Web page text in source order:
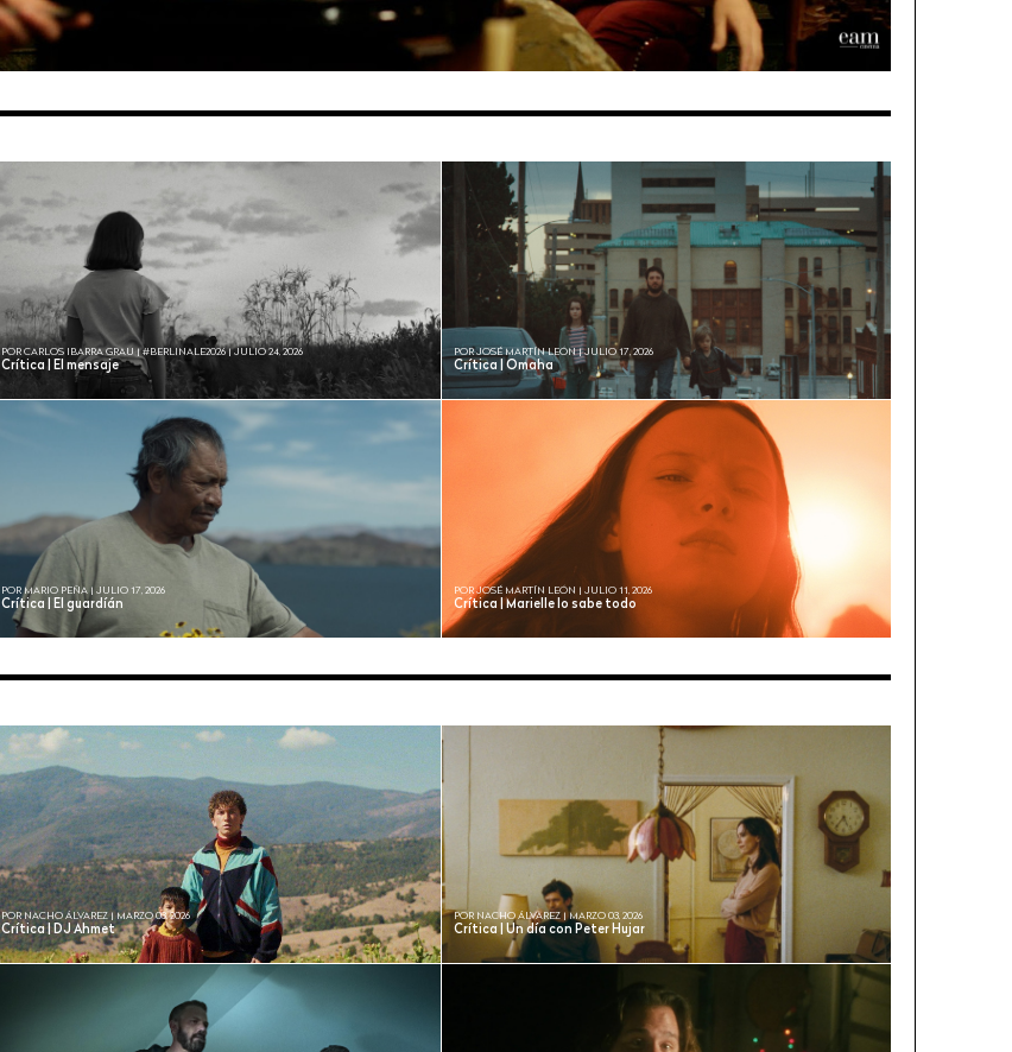
Crítica | El mensaje
POR CARLOS IBARRA GRAU | #BERLINALE2026 | JULIO 24, 2026
Crítica | Omaha
POR JOSÉ MARTÍN LEÓN | JULIO 17, 2026
Crítica | El guardíán
POR MARIO PEÑA | JULIO 17, 2026
Crítica | Marielle lo sabe todo
POR JOSÉ MARTÍN LEÓN | JULIO 11, 2026
Crítica | DJ Ahmet
POR NACHO ÁLVAREZ | MARZO 03, 2026
Crítica | Un día con Peter Hujar
POR NACHO ÁLVAREZ | MARZO 03, 2026